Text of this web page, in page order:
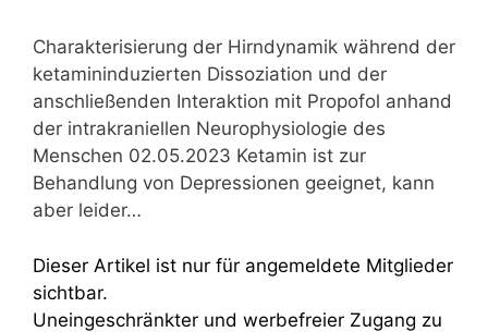
Charakterisierung der Hirndynamik während der
ketamininduzierten Dissoziation und der
anschließenden Interaktion mit Propofol anhand
der intrakraniellen Neurophysiologie des
Menschen 02.05.2023 Ketamin ist zur
Behandlung von Depressionen geeignet, kann
aber leider…
Dieser Artikel ist nur für angemeldete Mitglieder
sichtbar.
Uneingeschränkter und werbefreier Zugang zu